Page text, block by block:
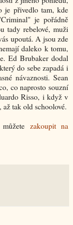
je přivedlo tam, kde
je pořádně
tady rebelové, muži
upoutá. A jsou zde
daleko k tomu,
Ed Brubaker dodal
do sebe zapadá i
návaznosti. Sean
co naprosto souzní
Risso, i když v
tak old schoolové.
můžetezakoupit na